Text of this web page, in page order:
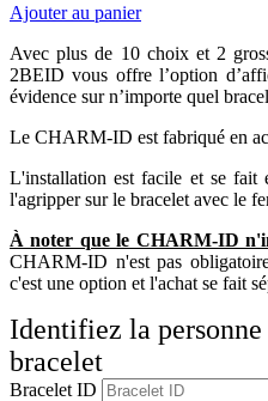
Ajouter au panier
Avec plus de 10 choix et 2
2BEID vous offre l’option
évidence sur n’importe quel
Le CHARM-ID est fabriqué en
L'installation est facile et se fait
l'agripper sur le bracelet avec le
À noter que le CHARM-ID
CHARM-ID n'est pas
c'est une option et l'achat se fait
Identifiez la personne
bracelet
Bracelet ID